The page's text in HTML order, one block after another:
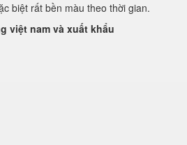
biệt rất bền màu theo thời gian.
việt nam và xuất khẩu